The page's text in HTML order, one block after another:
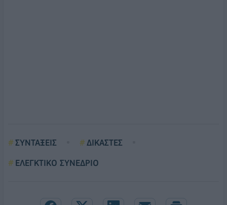
ΣΥΝΤΑΞΕΙΣ
ΔΙΚΑΣΤΕΣ
ΕΛΕΓΚΤΙΚΟ ΣΥΝΕΔΡΙΟ